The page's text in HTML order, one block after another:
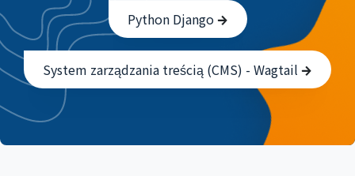
Python Django
System zarządzania treścią (CMS) - Wagtail